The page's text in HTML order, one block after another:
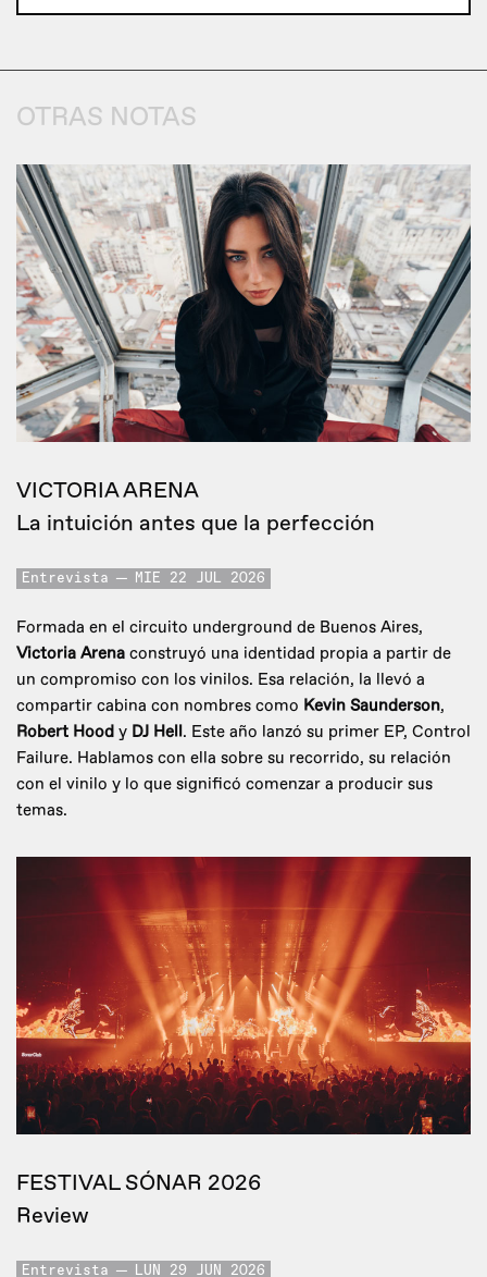
OTRAS NOTAS
VICTORIA ARENA
La intuición antes que la perfección
Entrevista MIE 22 JUL 2026
Formada en el circuito underground de Buenos Aires,
Victoria Arena construyó una identidad propia a partir de
un compromiso con los vinilos. Esa relación, la llevó a
compartir cabina con nombres como Kevin Saunderson,
Robert Hood y DJ Hell. Este año lanzó su primer EP, Control
Failure. Hablamos con ella sobre su recorrido, su relación
con el vinilo y lo que significó comenzar a producir sus
temas.
FESTIVAL SÓNAR 2026
Review
Entrevista LUN 29 JUN 2026